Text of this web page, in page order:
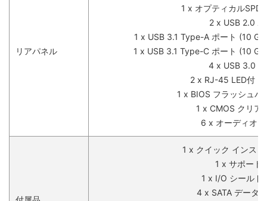
リアパネル
1 x オプティカル
2 x USB 2.0
1 x USB 3.1 Type-A ポート (10
1 x USB 3.1 Type-C ポート (10
4 x USB 3.0
2 x RJ-45 LED付
1 x BIOS フラッシュバ
1 x CMOS クリア
6 x オーディオ
1 x クイック インス
1 x サポート
1 x I/O シールド
4 x SATA データ